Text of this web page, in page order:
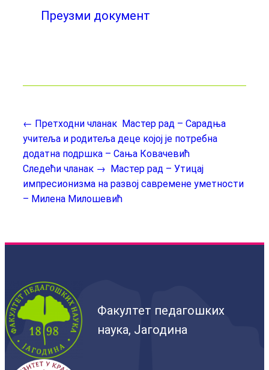
Преузми документ
← Претходни чланак Мастер рад – Сарадња
учитеља и родитеља деце којој је потребна
додатна подршка – Сања Ковачевић
Следећи чланак → Мастер рад – Утицај
импресионизма на развој савремене уметности
– Милена Милошевић
Факултет педагошких
наука, Јагодина